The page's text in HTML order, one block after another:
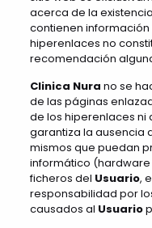
acerca de la
contienen
hiperenlaces no
recomendación
Clinica Nura no se
de las páginas
de los hiperenlaces ni
garantiza la ausencia
mismos que puedan
informático
ficheros del Usuario,
responsabilidad por
causados al Usuario